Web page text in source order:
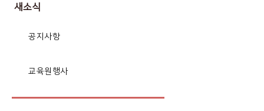
새소식
공지사항
교육원행사